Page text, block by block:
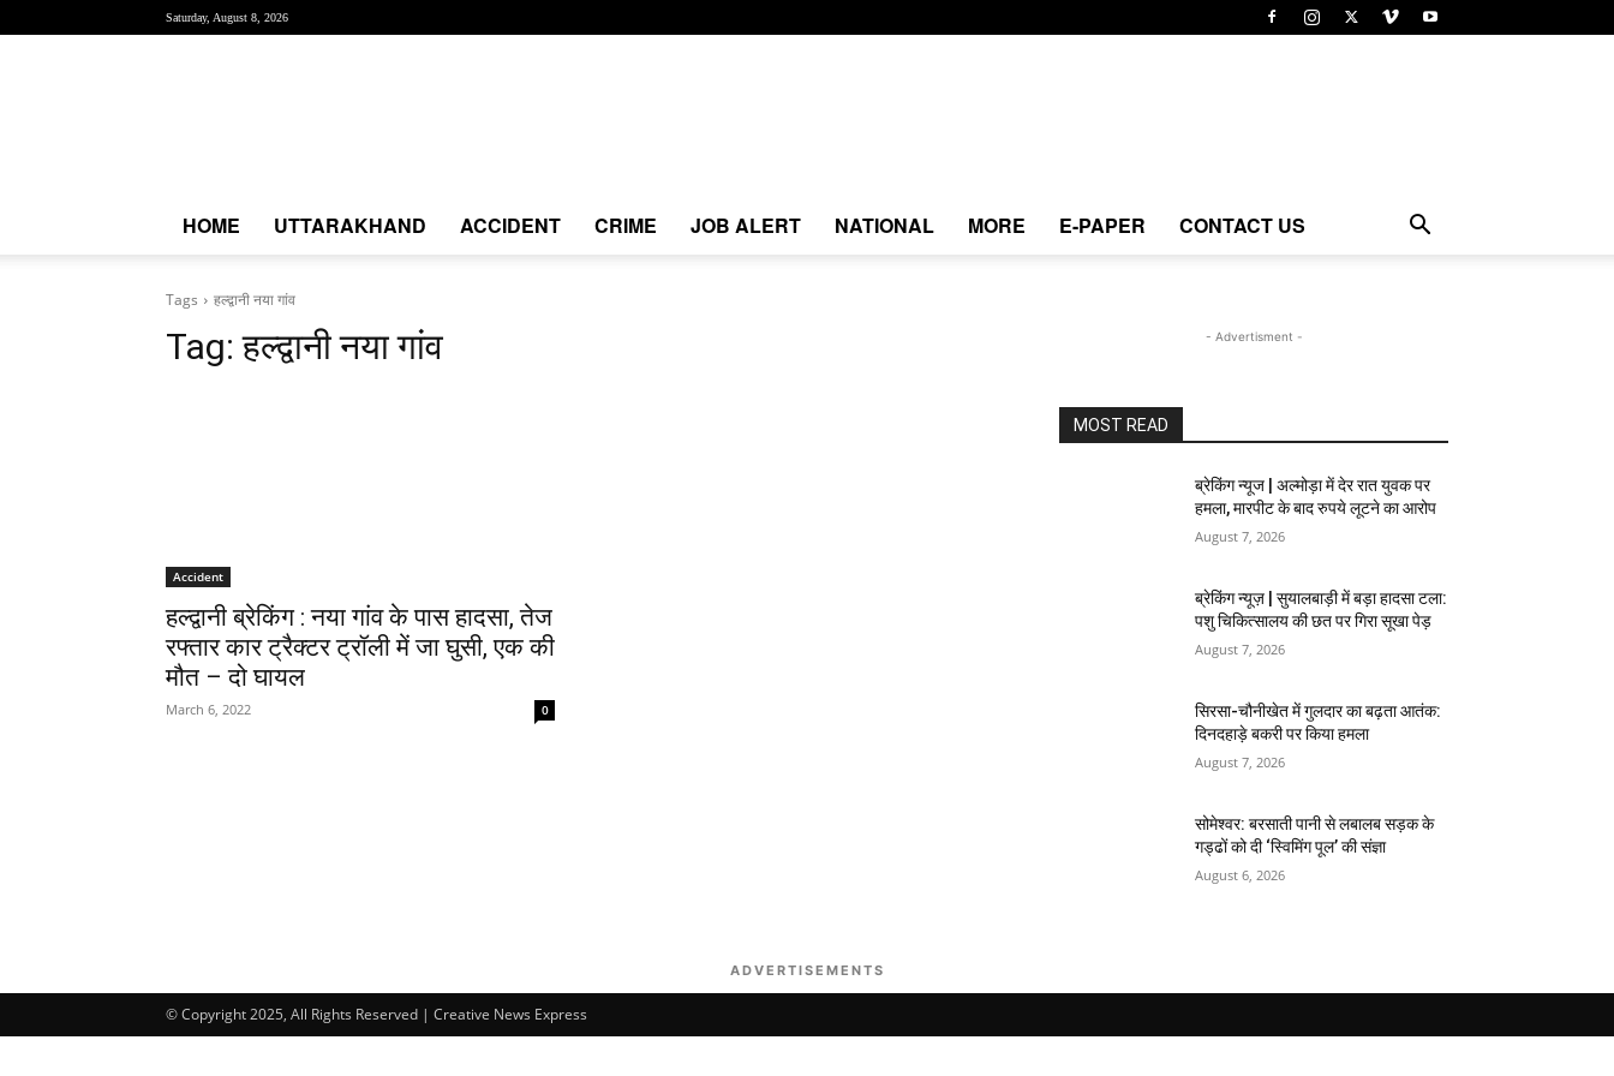
Saturday, August 8, 2026
HOME UTTARAKHAND ACCIDENT CRIME JOB ALERT NATIONAL MORE E-PAPER CONTACT US
Tags हल्द्वानी नया गांव
Tag:हल्द्वानी नया गांव
Accident
हल्द्वानी ब्रेकिंग : नया गांव के पास हादसा, तेज
रफ्तार कार ट्रैक्टर ट्रॉली में जा घुसी, एक की
मौत – दो घायल
March 6, 2022 0
- Advertisment -
MOST READ
ब्रेकिंग न्यूज | अल्मोड़ा में देर रात युवक पर
हमला, मारपीट के बाद रुपये लूटने का आरोप
August 7, 2026
ब्रेकिंग न्यूज़ | सुयालबाड़ी में बड़ा हादसा टला:
पशु चिकित्सालय की छत पर गिरा सूखा पेड़
August 7, 2026
सिरसा-चौनीखेत में गुलदार का बढ़ता आतंक:
दिनदहाड़े बकरी पर किया हमला
August 7, 2026
सोमेश्वर: बरसाती पानी से लबालब सड़क के
गड्ढों को दी ‘स्विमिंग पूल’ की संज्ञा
August 6, 2026
ADVERTISEMENTS
© Copyright 2025, All Rights Reserved | Creative News Express